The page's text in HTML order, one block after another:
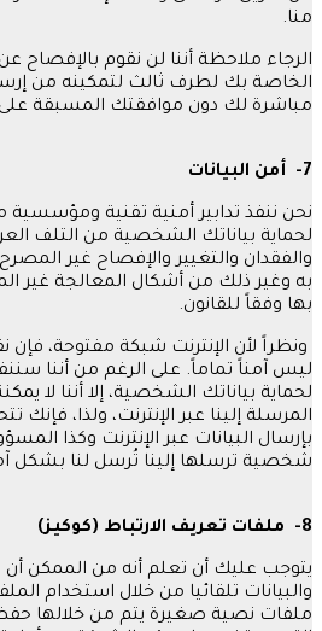
منا.
الرجاء ملاحظة أننا لن نقوم
الخاصة بك لطرف ثالث لتمكينه من
مباشرة لك دون موافقتك المسبقة على
7- أمن البيانات
نحن ننفذ تدابير أمنية تقنية
لحماية بياناتك الشخصية من التلف
والفقدان والتغيير والإفصاح غير
به وغير ذلك من أشكال المعالجة غير
بها وفقاً للقانون.
ونظراً لأن الإنترنت شبكة مفتوحة، فإن
ليس آمناً تماماً. على الرغم من أننا
لحماية بياناتك الشخصية، إلا أننا لا
المرسلة إلينا عبر الإنترنت، ولذا، فإنك
بإرسال البيانات عبر الإنترنت وكذا
شخصية ترسلها إلينا تُرسل لنا بشكل
8- ملفات تعريف الارتباط (كوكيز)
يتوجب عليك أن تعلم أنه من الممكن
والبيانات تلقائيا من خلال استخدام
ملفات نصية صغيرة يتم من خلالها